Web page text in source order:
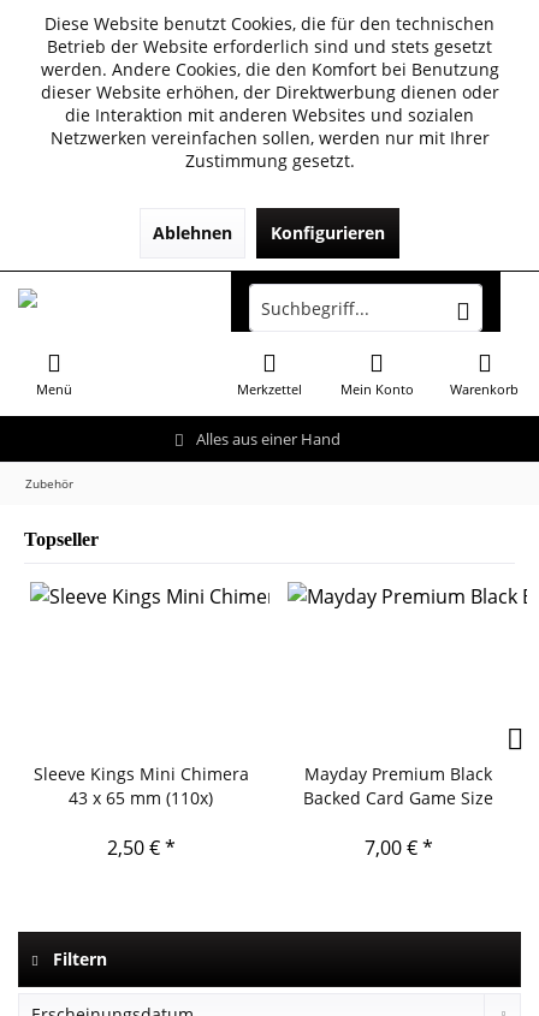
Diese Website benutzt Cookies, die für den technischen
Betrieb der Website erforderlich sind und stets gesetzt
werden. Andere Cookies, die den Komfort bei Benutzung
dieser Website erhöhen, der Direktwerbung dienen oder
die Interaktion mit anderen Websites und sozialen
Netzwerken vereinfachen sollen, werden nur mit Ihrer
Zustimmung gesetzt.
Ablehnen Konfigurieren
Alles aus einer Hand
Menü Warenkorb
Merkzettel Mein Konto
Zubehör
Topseller
Sleeve Kings Mini Chimera
43 x 65 mm (110x)
2,50 € *
Mayday Premium Black
Backed Card Game Size
7,00 € *
Filtern